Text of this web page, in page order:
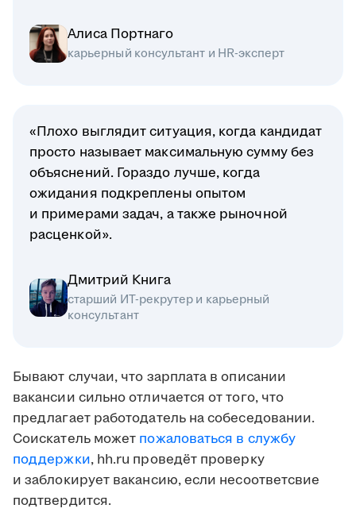
Алиса Портнаго
карьерный консультант и HR-эксперт
«Плохо выглядит ситуация, когда кандидат
просто называет максимальную сумму без
объяснений. Гораздо лучше, когда
ожидания подкреплены опытом
и примерами задач, а также рыночной
расценкой».
Дмитрий Книга
старший ИТ-рекрутер и карьерный
консультант
Бывают случаи, что зарплата в описании
вакансии сильно отличается от того, что
предлагает работодатель на собеседовании.
Соискатель может пожаловаться в службу
поддержки, hh.ru проведёт проверку
и заблокирует вакансию, если несоответсвие
подтвердится.